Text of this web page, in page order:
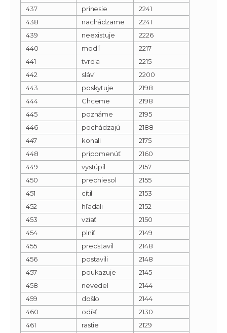
437 prinesie
2241
438
nachádzame
2241
439
neexistuje
2226
440
modlí
2217
441
tvrdia
2215
442
slávi
2200
443
poskytuje
2198
444
Chceme
2198
445
poznáme
2195
446
pochádzajú
2188
447
konali
2175
448
pripomenúť
2160
449
vystúpil
2157
450
predniesol
2155
451
cítil
2153
452
hľadali
2152
453
vziať
2150
454
plniť
2149
455
predstavil
2148
456
postavili
2148
457
poukazuje
2145
458
nevedel
2144
459
došlo
2144
460
odísť
2130
461
rastie
2129